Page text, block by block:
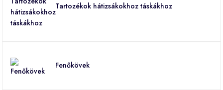
Tartozékok hátizsákokhoz táskákhoz
Fenőkövek